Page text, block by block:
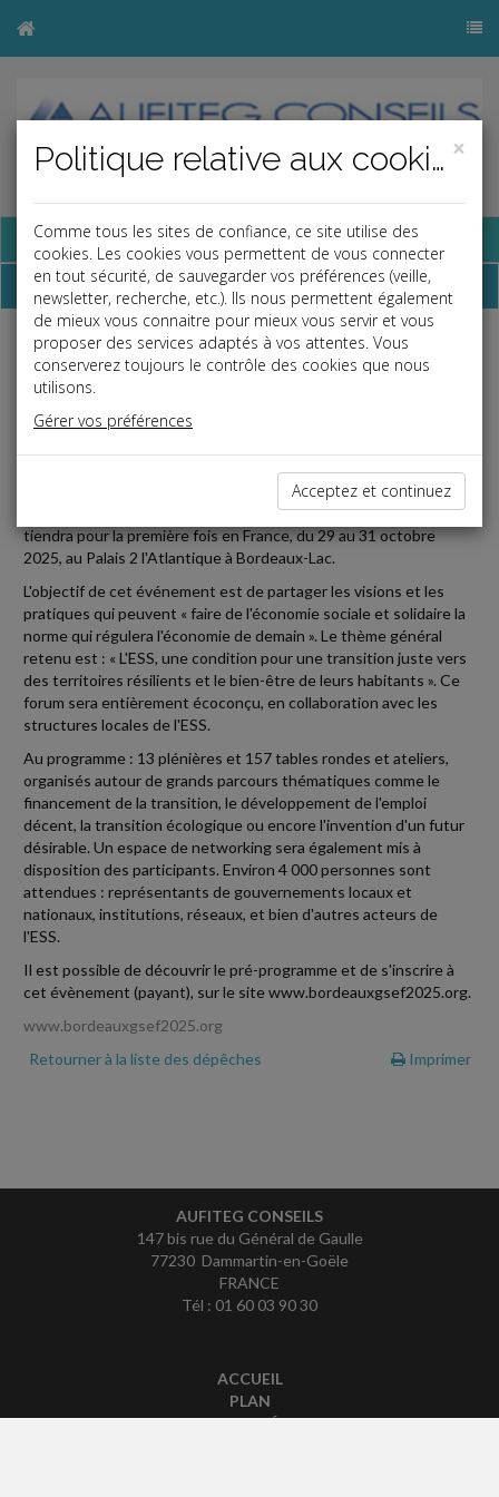
Base documentaire
Dépêches
j a
b
Vie des affaires
Date: 2025-10-02
FORUM MONDIAL DE L'ÉCONOMIE SOCIALE ET
SOLIDAIRE : UNE PREMIÈRE EN FRANCE !
Le forum mondial de l'économie sociale et solidaire (ESS) se
tiendra pour la première fois en France, du 29 au 31 octobre
2025, au Palais 2 l'Atlantique à Bordeaux-Lac.
L'objectif de cet événement est de partager les visions et les
pratiques qui peuvent « faire de l'économie sociale et solidaire la
norme qui régulera l'économie de demain ». Le thème général
retenu est : « L'ESS, une condition pour une transition juste vers
des territoires résilients et le bien-être de leurs habitants ». Ce
forum sera entièrement écoconçu, en collaboration avec les
structures locales de l'ESS.
Au programme : 13 plénières et 157 tables rondes et ateliers,
organisés autour de grands parcours thématiques comme le
financement de la transition, le développement de l'emploi
décent, la transition écologique ou encore l'invention d'un futur
désirable. Un espace de networking sera également mis à
disposition des participants. Environ 4 000 personnes sont
attendues : représentants de gouvernements locaux et
nationaux, institutions, réseaux, et bien d'autres acteurs de
l'ESS.
Il est possible de découvrir le pré-programme et de s'inscrire à
cet évènement (payant), sur le site www.bordeauxgsef2025.org.
www.bordeauxgsef2025.org
Retourner à la liste des dépêches
Imprimer
AUFITEG CONSEILS
147 bis rue du Général de Gaulle
77230 Dammartin-en-Goële
FRANCE
Tél : 01 60 03 90 30
ACCUEIL
PLAN
MENTIONS LÉGALES
×
Politique relative aux cookies
Comme tous les sites de confiance, ce site utilise des
cookies. Les cookies vous permettent de vous connecter
en tout sécurité, de sauvegarder vos préférences (veille,
newsletter, recherche, etc.). Ils nous permettent également
de mieux vous connaitre pour mieux vous servir et vous
proposer des services adaptés à vos attentes. Vous
conserverez toujours le contrôle des cookies que nous
utilisons.
Gérer vos préférences
Acceptez et continuez